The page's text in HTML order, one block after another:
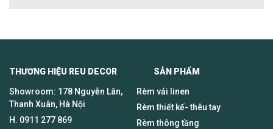
THƯƠNG HIỆU REU DECOR SẢN PHẨM
Showroom: 178 Nguyễn Lân,
Thanh Xuân, Hà Nội
H. 0911 277 869
Rèm vải linen
Rèm thiết kế- thêu tay
Rèm thông tầng